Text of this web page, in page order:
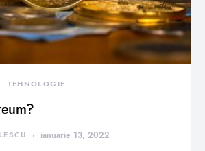
TEHNOLOGIE
ianuarie 13, 2022